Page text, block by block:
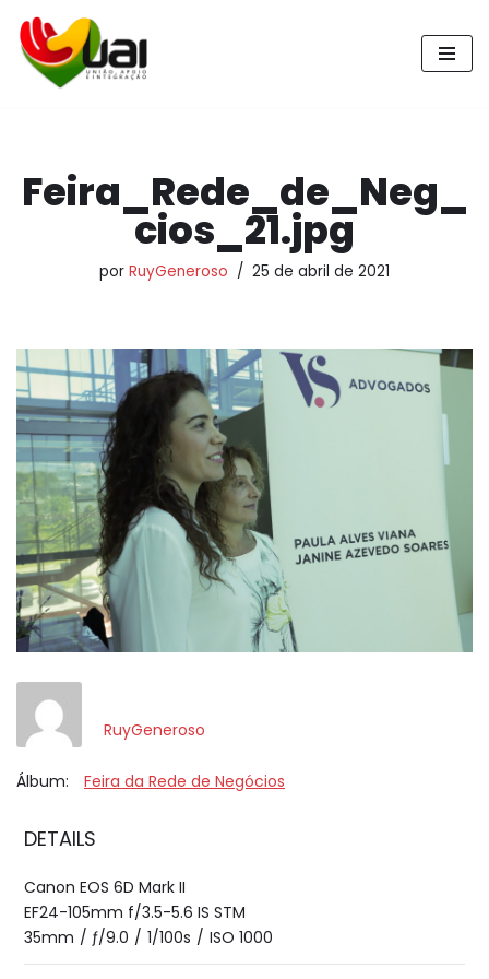
Pular
para
Feira_Rede_de_Neg_
cios_21.jpg
por RuyGeneroso 25 de abril de 2021
RuyGeneroso
Álbum: Feira da Rede de Negócios
DETAILS
Canon EOS 6D Mark II
EF24-105mm f/3.5-5.6 IS STM
35mm / ƒ/9.0 / 1/100s / ISO 1000